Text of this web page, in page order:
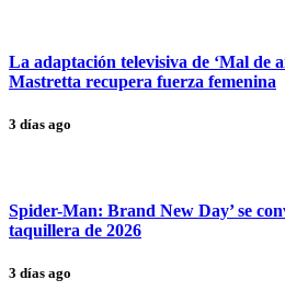
La adaptación televisiva de ‘Mal de
Mastretta recupera fuerza femenina
3 días ago
Spider-Man: Brand New Day’ se
taquillera de 2026
3 días ago